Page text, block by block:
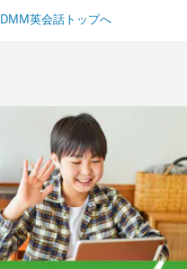
DMM英会話トップへ